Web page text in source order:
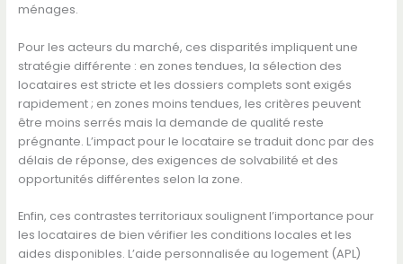
ménages.
Pour les acteurs du marché, ces disparités impliquent une
stratégie différente : en zones tendues, la sélection des
locataires est stricte et les dossiers complets sont exigés
rapidement ; en zones moins tendues, les critères peuvent
être moins serrés mais la demande de qualité reste
prégnante. L’impact pour le locataire se traduit donc par des
délais de réponse, des exigences de solvabilité et des
opportunités différentes selon la zone.
Enfin, ces contrastes territoriaux soulignent l’importance pour
les locataires de bien vérifier les conditions locales et les
aides disponibles. L’aide personnalisée au logement (APL)